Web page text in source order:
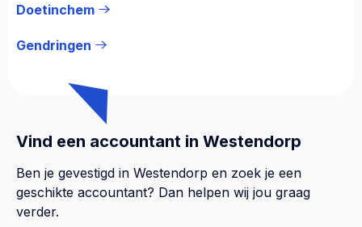
Doetinchem
Gendringen
Vind een accountant in Westendorp
Ben je gevestigd in Westendorp en zoek je een
geschikte accountant? Dan helpen wij jou graag
verder.